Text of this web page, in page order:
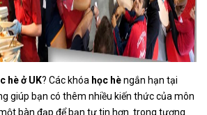
hè ở UK? Các khóa học hèngắn hạn tại
giúp bạn có thêm nhiều kiến thức của môn
bàn đạp để bạn tự tin hơn trong tương